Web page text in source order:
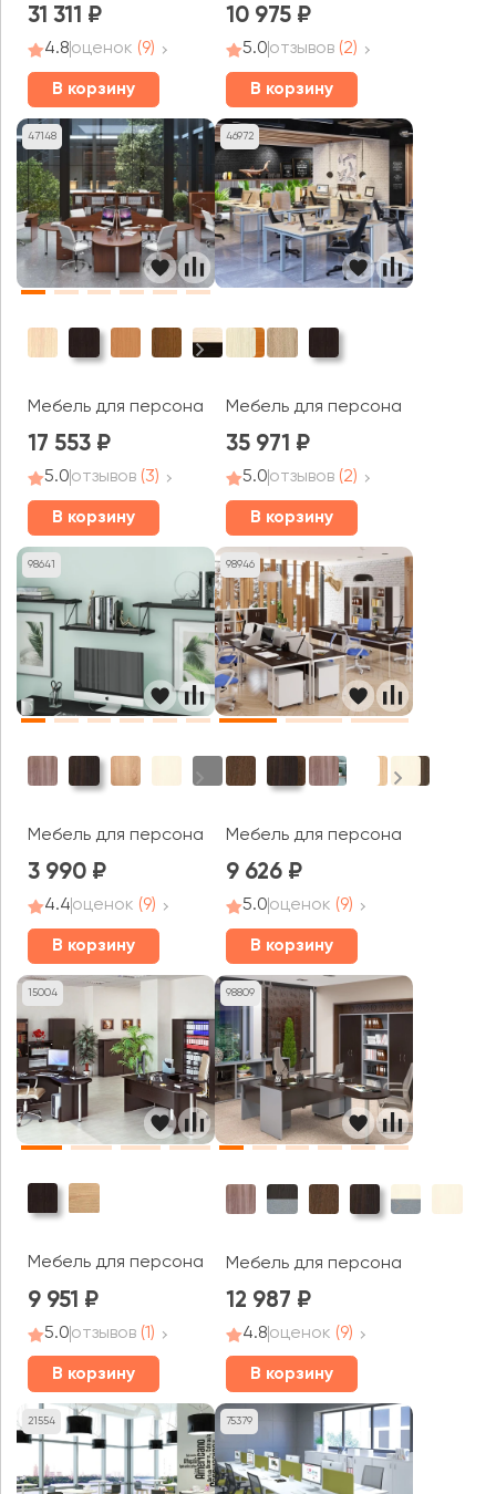
31 311
4.8оценок (9)
В корзину
10 975
5.0отзывов (2)
В корзину
47148
Мебель для персонала Эдем-1
17 553
5.0отзывов (3)
В корзину
46972
Мебель для персонала VITA M
35 971
5.0отзывов (2)
В корзину
98641
Мебель для персонала Кофе / Coffee
3 990
4.4оценок (9)
В корзину
98946
Мебель для персонала Imago С
9 626
5.0оценок (9)
В корзину
15004
Мебель для персонала Nova S / Нова С
9 951
5.0отзывов (1)
В корзину
98809
Мебель для персонала Imago
12 987
4.8оценок (9)
В корзину
21554 75379